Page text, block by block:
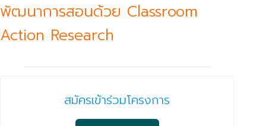
พัฒนาการสอนด้วย Classroom
Action Research
สมัครเข้าร่วมโครงการ